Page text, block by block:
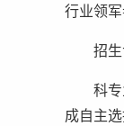
行业领
招生
科专业
成自主选